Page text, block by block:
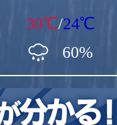
30℃/24℃
60%